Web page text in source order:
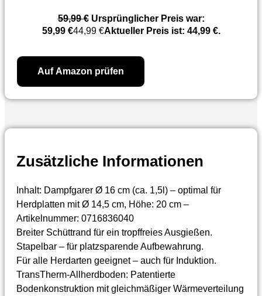
59,99€ Ursprünglicher Preis war:
59,99 €44,99 €Aktueller Preis ist: 44,99 €.
Auf Amazon prüfen
Zusätzliche Informationen
Inhalt: Dampfgarer Ø 16 cm (ca. 1,5l) – optimal für
Herdplatten mit Ø 14,5 cm, Höhe: 20 cm –
Artikelnummer: 0716836040
Breiter Schüttrand für ein tropffreies Ausgießen.
Stapelbar – für platzsparende Aufbewahrung.
Für alle Herdarten geeignet – auch für Induktion.
TransTherm-Allherdboden: Patentierte
Bodenkonstruktion mit gleichmäßiger Wärmeverteilung